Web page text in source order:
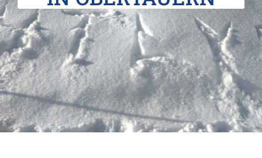
Verein der Freunde
Jobs
Absolventenverband